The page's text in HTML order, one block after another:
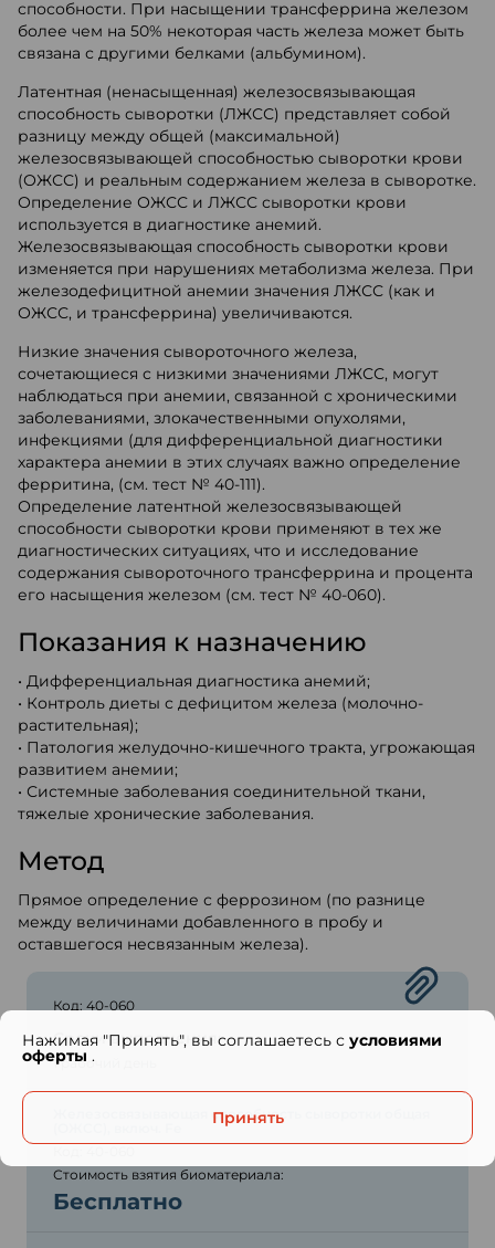
способности. При насыщении трансферрина железом
более чем на 50% некоторая часть железа может быть
связана с другими белками (альбумином).
Латентная (ненасыщенная) железосвязывающая
способность сыворотки (ЛЖСС) представляет собой
разницу между общей (максимальной)
железосвязывающей способностью сыворотки крови
(ОЖСС) и реальным содержанием железа в сыворотке.
Определение ОЖСС и ЛЖСС сыворотки крови
используется в диагностике анемий.
Железосвязывающая способность сыворотки крови
изменяется при нарушениях метаболизма железа. При
железодефицитной анемии значения ЛЖСС (как и
ОЖСС, и трансферрина) увеличиваются.
Низкие значения сывороточного железа,
сочетающиеся с низкими значениями ЛЖСС, могут
наблюдаться при анемии, связанной с хроническими
заболеваниями, злокачественными опухолями,
инфекциями (для дифференциальной диагностики
характера анемии в этих случаях важно определение
ферритина, (см. тест № 40-111).
Определение латентной железосвязывающей
способности сыворотки крови применяют в тех же
диагностических ситуациях, что и исследование
содержания сывороточного трансферрина и процента
его насыщения железом (см. тест № 40-060).
Показания к назначению
• Дифференциальная диагностика анемий;
• Контроль диеты с дефицитом железа (молочно-
растительная);
• Патология желудочно-кишечного тракта, угрожающая
развитием анемии;
• Системные заболевания соединительной ткани,
тяжелые хронические заболевания.
Метод
Прямое определение с феррозином (по разнице
между величинами добавленного в пробу и
оставшегося несвязанным железа).
Код: 40-060
Сроки выполнения:
1 рабочий день
Железосвязывающая способность сыворотки общая
Стоимость взятия биоматериала:
Бесплатно
Нажимая "Принять", вы соглашаетесь с условиями
оферты .
Принять